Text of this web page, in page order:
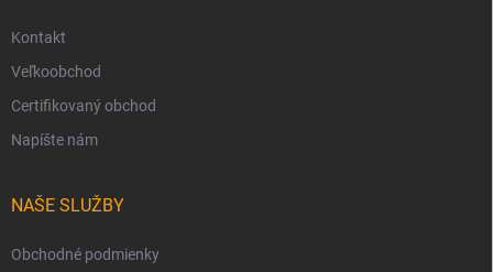
Kontakt
Veľkoobchod
Certifikovaný obchod
Napíšte nám
NAŠE SLUŽBY
Obchodné podmienky